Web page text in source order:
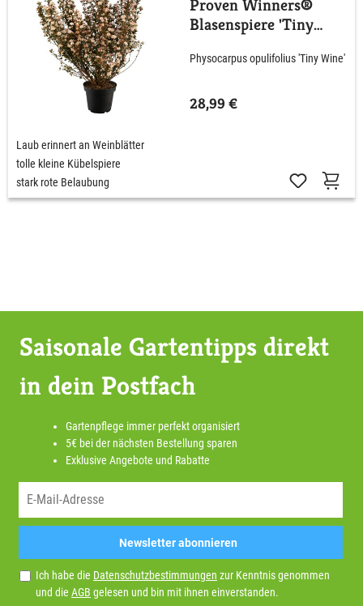
Proven Winners®
Blasenspiere 'Tiny
Physocarpus opulifolius 'Tiny Wine'
28,99 €
Laub erinnert an Weinblätter
tolle kleine Kübelspiere
stark rote Belaubung
Saisonale Gartentipps direkt
in dein Postfach
Gartenpflege immer perfekt organisiert
5€ bei der nächsten Bestellung sparen
Exklusive Angebote und Rabatte
Newsletter abonnieren
Ich habe die Datenschutzbestimmungen zur Kenntnis genommen
und die AGB gelesen und bin mit ihnen einverstanden.